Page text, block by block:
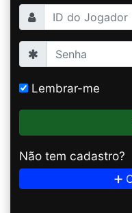
Lembrar-me
Não tem cadastro?
➕